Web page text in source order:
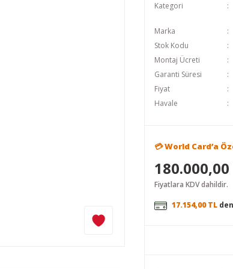
Kategori
Marka
Stok Kodu
Montaj Ücreti
Garanti Süresi
Fiyat
Havale
💳 World Card’a
180.000,00
Fiyatlara KDV dahildir.
17.154,00 TL